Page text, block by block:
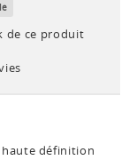
de ce produit
définition